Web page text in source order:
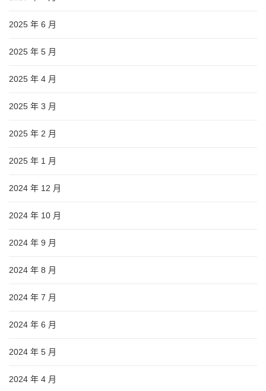
2025 年 6 月
2025 年 5 月
2025 年 4 月
2025 年 3 月
2025 年 2 月
2025 年 1 月
2024 年 12 月
2024 年 10 月
2024 年 9 月
2024 年 8 月
2024 年 7 月
2024 年 6 月
2024 年 5 月
2024 年 4 月